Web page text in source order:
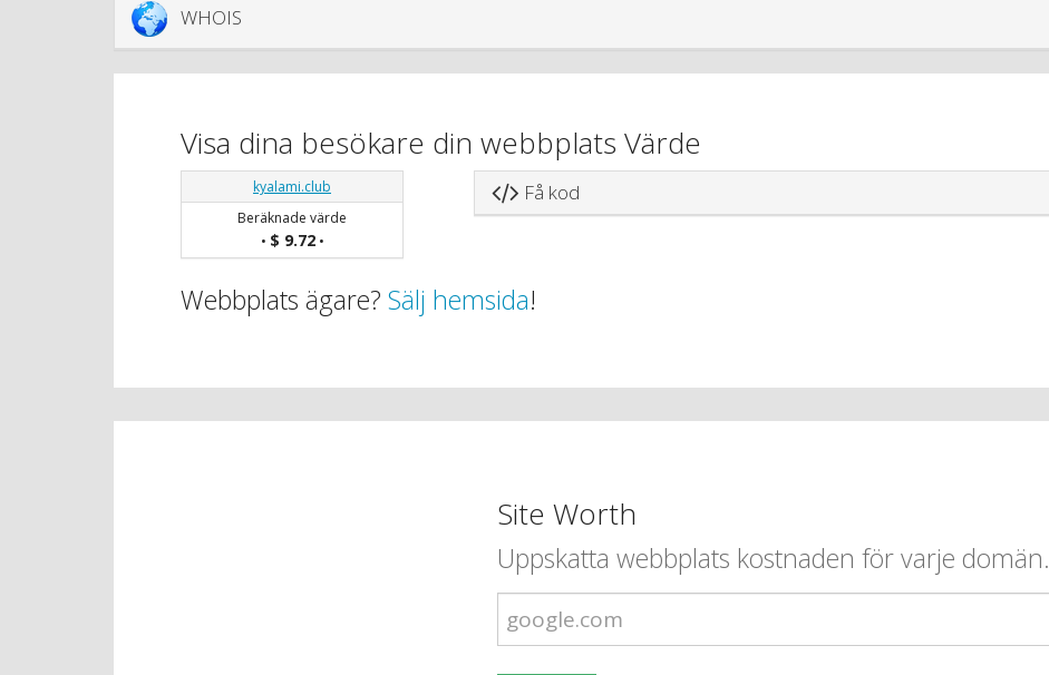
WHOIS
Visa dina besökare din webbplats Värde
kyalami.club
Beräknade värde
• $ 9.72•
Få kod
Webbplats ägare? Sälj hemsida!
Site Worth
Uppskatta webbplats kostnaden för varje domän.